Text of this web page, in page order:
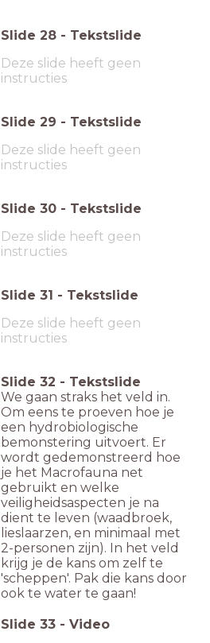
Slide 28 - Tekstslide
Deze slide heeft geen
instructies
Slide 29 - Tekstslide
Deze slide heeft geen
instructies
Slide 30 - Tekstslide
Deze slide heeft geen
instructies
Slide 31 - Tekstslide
Deze slide heeft geen
instructies
Slide 32 - Tekstslide
We gaan straks het veld in.
Om eens te proeven hoe je
een hydrobiologische
bemonstering uitvoert. Er
wordt gedemonstreerd hoe
je het Macrofauna net
gebruikt en welke
veiligheidsaspecten je na
dient te leven (waadbroek,
lieslaarzen, en minimaal met
2-personen zijn). In het veld
krijg je de kans om zelf te
'scheppen'. Pak die kans door
ook te water te gaan!
Slide 33 - Video